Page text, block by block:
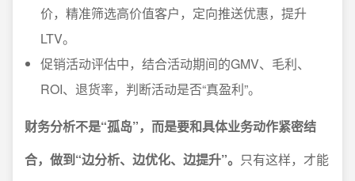
价，精准筛选高价值客户，定向推送优惠，提升
LTV。
促销活动评估中，结合活动期间的GMV、毛利、
ROI、退货率，判断活动是否“真盈利”。
财务分析不是“孤岛”，而是要和具体业务动作紧密结
合，做到“边分析、边优化、边提升”。 只有这样，才能